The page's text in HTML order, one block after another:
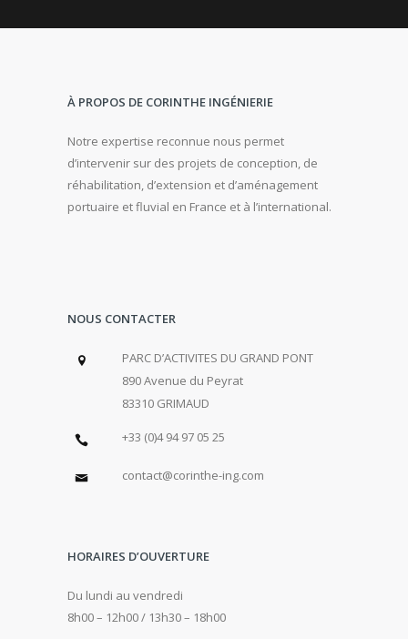
À PROPOS DE CORINTHE INGÉNIERIE
Notre expertise reconnue nous permet
d’intervenir sur des projets de conception, de
réhabilitation, d’extension et d’aménagement
portuaire et fluvial en France et à l’international.
NOUS CONTACTER
PARC D’ACTIVITES DU GRAND PONT
890 Avenue du Peyrat
83310 GRIMAUD
+33 (0)4 94 97 05 25
contact@corinthe-ing.com
HORAIRES D’OUVERTURE
Du lundi au vendredi
8h00 – 12h00 / 13h30 – 18h00